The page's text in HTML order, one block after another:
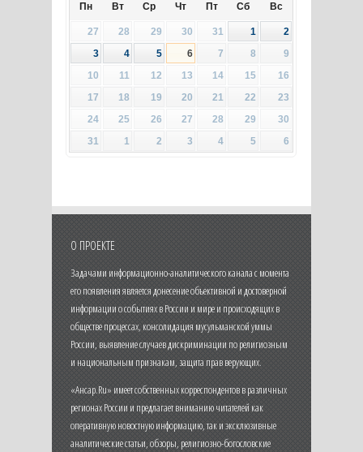
Пн Вт Ср Чт Пт Сб Вс
27 28 29 30 31 1
2
3
4 5 6 7 8
9
10
11 12 13 14 15
16
17
18 19 20 21 22
23
24
25 26 27 28 29
30
31
1 2 3 4 5 6
О ПРОЕКТЕ
Задачами информационно-аналитического канала с момента
его появления является донесение объективной и достоверной
информации о событиях в России и мире и происходящих в
обществе процессах, консолидация мусульманской уммы
России, выявление случаев дискриминации по религиозным
и национальным признакам, защита прав верующих.
«Ансар.Ru» имеет собственных корреспондентов в различных
регионах России и предлагает вниманию читателей как
оперативную новостную информацию, так и эксклюзивные
аналитические статьи, обзоры, религиозно-богословские